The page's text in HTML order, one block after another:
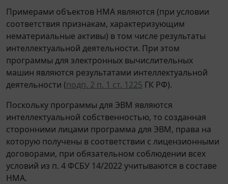
Примерами объектов НМА являются (при условии
соответствия признакам, характеризующим
нематериальные активы) в том числе результаты
интеллектуальной деятельности. При этом
программы для электронных вычислительных
машин являются результатами интеллектуальной
деятельности (подп. 2 п. 1 ст. 1225 ГК РФ).
Поскольку программы для ЭВМ являются
интеллектуальной собственностью, то созданная
сторонними лицами программа для ЭВМ, права на
которую получены в соответствии с лицензионными
договорами, при обязательном соблюдении всех
условий из п. 4 ФСБУ 14/2022 учитываются в составе
НМА.